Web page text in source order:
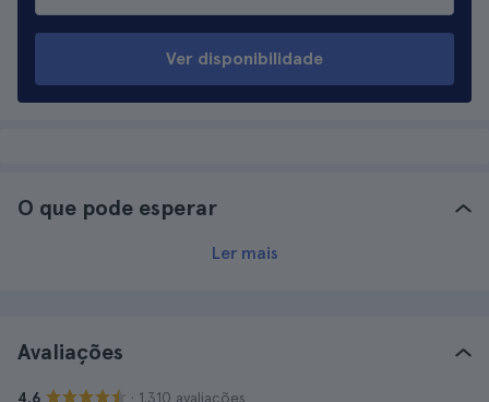
Ver disponibilidade
O que pode esperar
Ler mais
Avaliações
4.6 · 1.310 avaliações